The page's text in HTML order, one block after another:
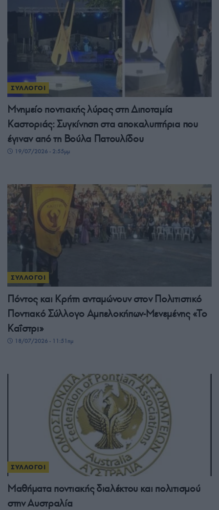
ΣΥΛΛΟΓΟΙ
Μνημείο ποντιακής λύρας στη Διποταμία
Καστοριάς: Συγκίνηση στα αποκαλυπτήρια που
έγιναν από τη Βούλα Πατουλίδου
19/07/2026 - 2:55μμ
ΣΥΛΛΟΓΟΙ
Πόντος και Κρήτη ανταμώνουν στον Πολιτιστικό
Ποντιακό Σύλλογο Αμπελοκήπων-Μενεμένης «Το
Καΐστρι»
18/07/2026 - 11:51πμ
ΣΥΛΛΟΓΟΙ
Μαθήματα ποντιακής διαλέκτου και πολιτισμού
στην Αυστραλία